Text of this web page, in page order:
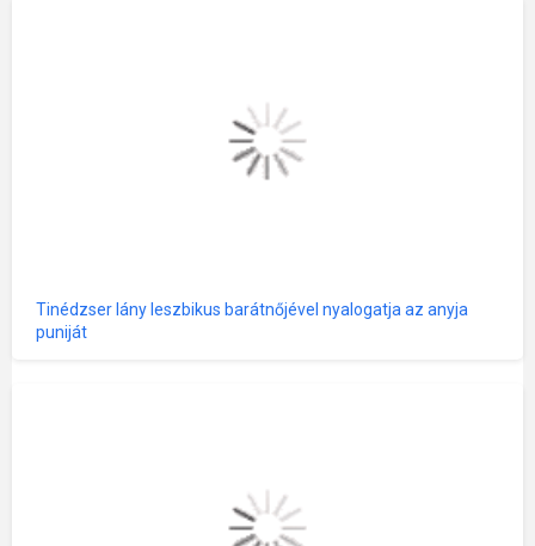
Tinédzser lány leszbikus barátnőjével nyalogatja az anyja
puniját